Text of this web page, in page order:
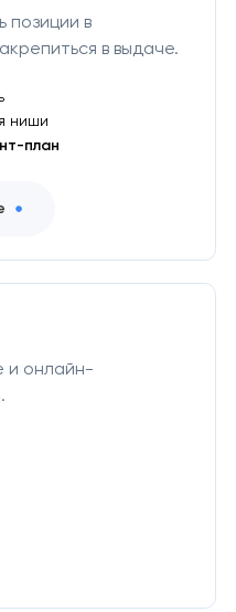
позиции в
в выдаче.
ниши
план
и онлайн-